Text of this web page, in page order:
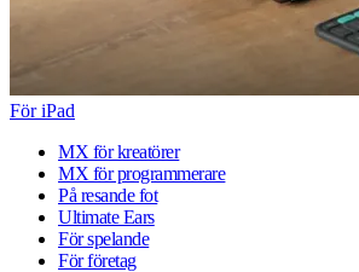
För iPad
MX för kreatörer
MX för programmerare
På resande fot
Ultimate Ears
För spelande
För företag